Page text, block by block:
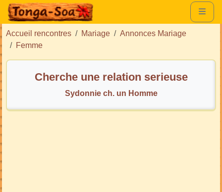
Accueil rencontres Mariage
Annonces Mariage
Femme
Cherche une relation serieuse
Sydonnie ch. un Homme